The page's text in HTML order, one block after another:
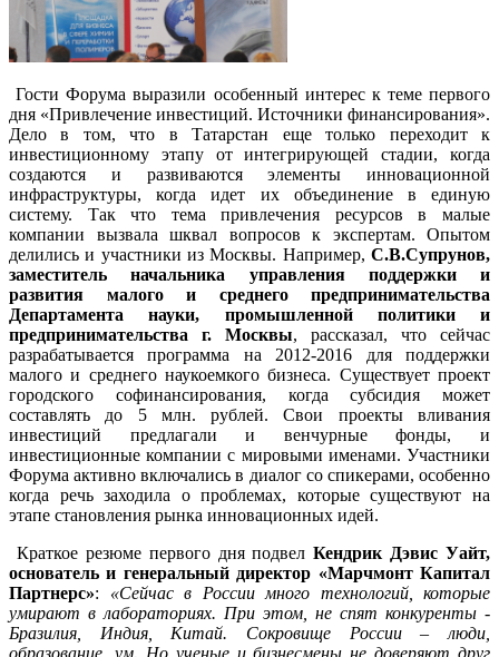
Гости Форума выразили особенный интерес к теме первого
дня «Привлечение инвестиций. Источники финансирования».
Дело в том, что в Татарстан еще только переходит к
инвестиционному этапу отинтегрирующей стадии, когда
создаются и развиваются элементы инновационной
инфраструктуры, когда идет их объединение в единую
систему. Так что тема привлечения ресурсов в малые
компании вызвала шквал вопросов к экспертам. Опытом
делились и участники из Москвы. Например, С.В.Супрунов,
заместитель начальника управления поддержки и
развития малого и среднего предпринимательства
Департамента науки, промышленной политики и
предпринимательства г. Москвы, рассказал, что сейчас
разрабатывается программа на 2012-2016 для поддержки
малого и среднего наукоемкого бизнеса. Существует проект
городского софинансирования, когда субсидия может
составлять до 5 млн. рублей. Свои проекты вливания
инвестиций предлагали и венчурные фонды, и
инвестиционные компании с мировыми именами. Участники
Форума активно включались в диалог со спикерами, особенно
когда речь заходила о проблемах, которые существуют на
этапе становления рынка инновационных идей.
Краткое резюме первого дня подвелКендрик Дэвис Уайт,
основатель и генеральный директор «Марчмонт Капитал
Партнерс»: «Сейчас в России много технологий, которые
умирают в лабораториях. При этом, не спят конкуренты -
Бразилия, Индия, Китай. Сокровище России – люди,